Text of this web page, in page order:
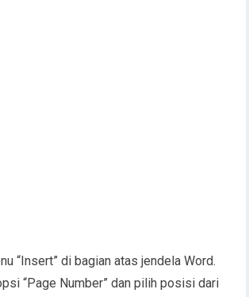
“Insert” di bagian atas jendela Word.
“Page Number” dan pilih posisi dari